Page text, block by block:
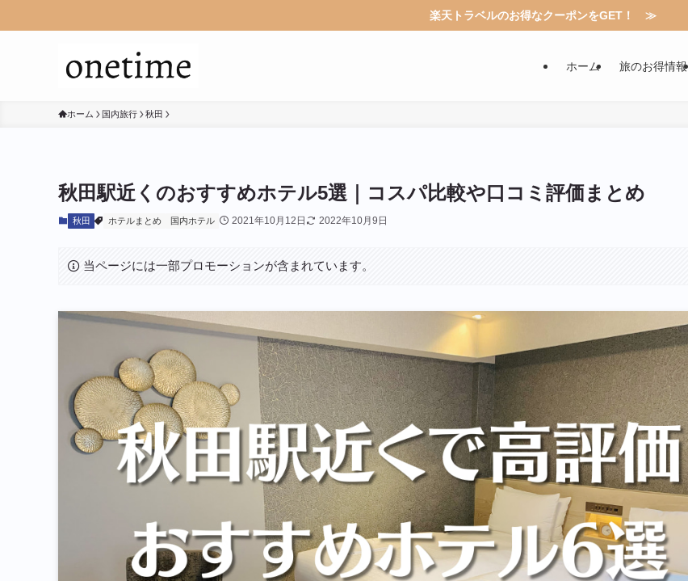
楽天トラベルのお得なクーポンをGET！ ≫
ホーム 旅のお得情報
ホーム 国内旅行 秋田
秋田駅近くのおすすめホテル5選｜コスパ比較や口コミ評価まとめ
秋田 ホテルまとめ 国内ホテル 2021年10月12日 2022年10月9日
当ページには一部プロモーションが含まれています。